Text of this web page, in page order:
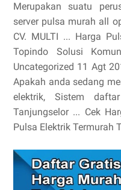
Merupakan suatu
server pulsa murah all
CV. MULTI ... Harga
Topindo Solusi
Uncategorized 11 Agt
Apakah anda sedang
elektrik, Sistem
Tanjungselor ... Cek
Pulsa Elektrik Termurah